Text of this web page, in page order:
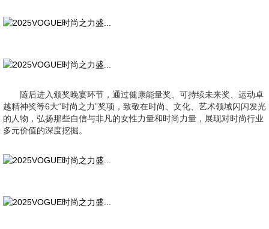
随后进入颁奖晚宴环节，通过健康能量奖、可持续未来奖、运动卓
越精神奖等6大“时尚之力”奖项，致敬在时尚、文化、艺术领域闪闪发光
的人物，弘扬那些自信与非凡的女性力量和时尚力量，展现对时尚行业
多元价值的深度挖掘。